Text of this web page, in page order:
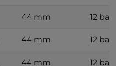
44 mm 12 bar
44 mm 12 bar
44 mm 12 bar